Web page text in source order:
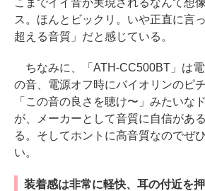
ス。ほんとビックリ。いや正直に言
超える音質」だと感じている。
ちなみに、「ATH-CC500BT」は
の音、電源オフ時にバイオリンのピ
「この音の良さを聴け〜」みたいな
が、メーカーとして音質に自信があ
る。そしてホントに高音質なのでぜ
い。
装着感は非常に軽快、耳の付近を